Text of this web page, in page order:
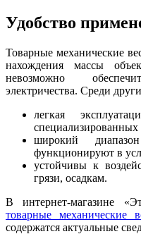
Удобство
Товарные механические
нахождения массы
невозможно
электричества. Среди
легкая
широкий
функционируют в
устойчивы к
грязи, осадкам.
В интернет-магазине
товарные механические
содержатся актуальные